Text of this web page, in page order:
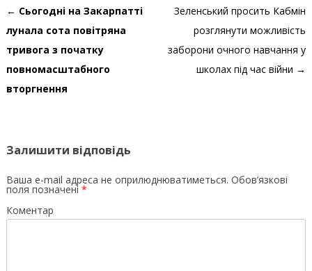
Навігація по запису
← Сьогодні на Закарпатті
лунала сота повітряна
тривога з початку
повномасштабного
вторгнення
Зеленський просить Кабмін
розглянути можливість
заборони очного навчання у
школах під час війни →
Залишити відповідь
Ваша e-mail адреса не оприлюднюватиметься. Обов’язкові
поля позначені *
Коментар